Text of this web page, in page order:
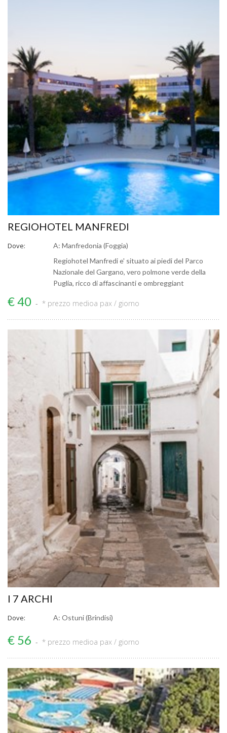
REGIOHOTEL MANFREDI
Dove:
A: Manfredonia (Foggia)
Regiohotel Manfredi e' situato ai piedi del Parco
Nazionale del Gargano, vero polmone verde della
Puglia, ricco di affascinanti e ombreggiant
€ 40 * prezzo medioa pax / giorno
I 7 ARCHI
Dove: A: Ostuni (Brindisi)
€ 56 * prezzo medioa pax / giorno